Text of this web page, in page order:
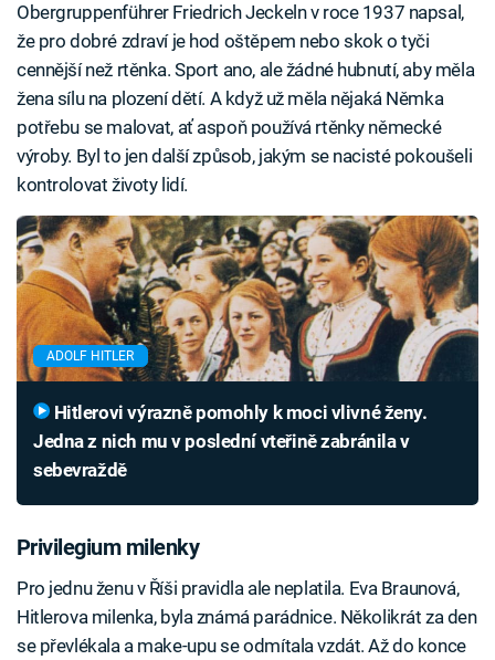
Obergruppenführer Friedrich Jeckeln v roce 1937 napsal,
že pro dobré zdraví je hod oštěpem nebo skok o tyči
cennější než rtěnka. Sport ano, ale žádné hubnutí, aby měla
žena sílu na plození dětí. A když už měla nějaká Němka
potřebu se malovat, ať aspoň používá rtěnky německé
výroby. Byl to jen další způsob, jakým se nacisté pokoušeli
kontrolovat životy lidí.
ADOLF HITLER
Jedna z nich mu v poslední vteřině zabránila v
sebevraždě
Privilegium milenky
Pro jednu ženu v Říši pravidla ale neplatila. Eva Braunová,
Hitlerova milenka, byla známá parádnice. Několikrát za den
se převlékala a make-upu se odmítala vzdát. Až do konce